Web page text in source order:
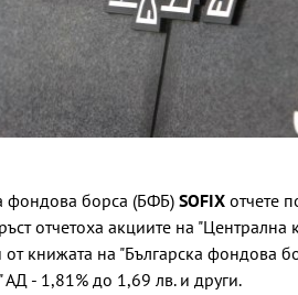
фондова борса (БФБ) SOFIX отчете
отчетоха акциите на "Централна
книжата на "Българска фондова
- 1,81% до 1,69 лв. и други.